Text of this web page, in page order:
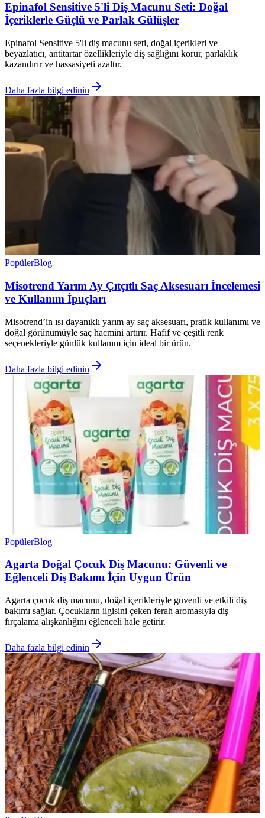
Epinafol Sensitive 5'li Diş Macunu Seti: Doğal
İçeriklerle Güçlü ve Parlak Gülüşler
Epinafol Sensitive 5'li diş macunu seti, doğal içerikleri ve
beyazlatıcı, antitartar özellikleriyle diş sağlığını korur, parlaklık
kazandırır ve hassasiyeti azaltır.
Daha fazla bilgi edinin
PopülerBlog
Misotrend Yarım Ay Çıtçıtlı Saç Aksesuarı İncelemesi
ve Kullanım İpuçları
Misotrend’in ısı dayanıklı yarım ay saç aksesuarı, pratik kullanımı ve
doğal görünümüyle saç hacmini artırır. Hafif ve çeşitli renk
seçenekleriyle günlük kullanım için ideal bir ürün.
Daha fazla bilgi edinin
PopülerBlog
Agarta Doğal Çocuk Diş Macunu: Güvenli ve
Eğlenceli Diş Bakımı İçin Uygun Ürün
Agarta çocuk diş macunu, doğal içerikleriyle güvenli ve etkili diş
bakımı sağlar. Çocukların ilgisini çeken ferah aromasıyla diş
fırçalama alışkanlığını eğlenceli hale getirir.
Daha fazla bilgi edinin